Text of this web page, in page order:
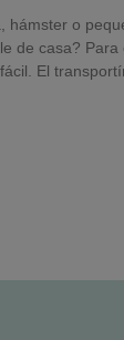
hámster o
de casa?
El